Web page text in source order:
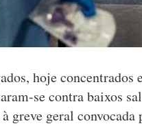
hoje concentrados
se contra baixos
greve geral convocada